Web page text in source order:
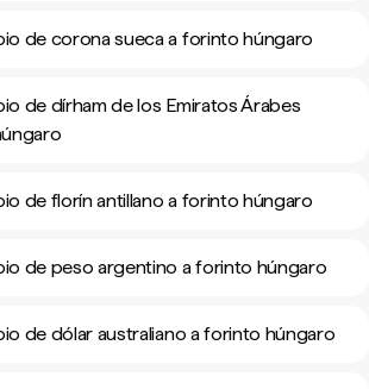
de corona sueca a forinto húngaro
de dírham de los Emiratos Árabes
de florín antillano a forinto húngaro
de peso argentino a forinto húngaro
de dólar australiano a forinto húngaro